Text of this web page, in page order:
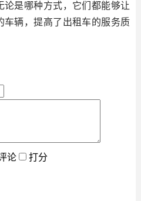
论是哪种方式，它们都能够让
车辆，提高了出租车的服务质
论
打分